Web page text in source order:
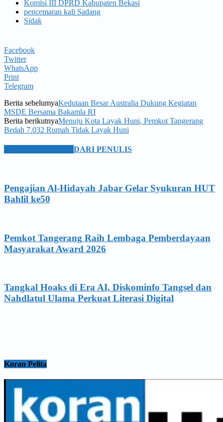
Komisi III DPRD Kabupaten Bekasi
pencemaran kali Sadang
Sidak
Facebook
Twitter
WhatsApp
Print
Telegram
Berita sebelumyaKedutaan Besar Australia Dukung Kegiatan
MSDE Bersama Bakamla RI
Berita berikutnyaMenuju Kota Layak Huni, Pemkot Tangerang
Bedah 7.032 Rumah Tidak Layak Huni
DARI PENULIS
Pengajian Al-Hidayah Jabar Gelar Syukuran HUT
Bahlil ke50
Pemkot Tangerang Raih Lembaga Pemberdayaan
Masyarakat Award 2026
Tangkal Hoaks di Era AI, Diskominfo Tangsel dan
Nahdlatul Ulama Perkuat Literasi Digital
Koran Pelita